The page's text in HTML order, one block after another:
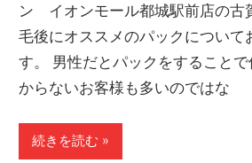
ン イオンモール都城駅前店の古
毛後にオススメのパックについて
す。 男性だとパックをすること
からないお客様も多いのではな
続きを読む »